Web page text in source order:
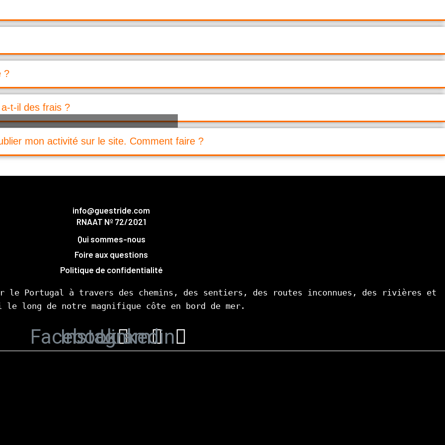
?
t-il des frais ?
mon activité sur le site. Comment faire ?
info@guestride.com
RNAAT Nº 72/2021
Qui sommes-nous
Foire aux questions
Politique de confidentialité
le Portugal à travers des chemins, des sentiers, des routes inconnues, des rivières et
le long de notre magnifique côte en bord de mer.
Facebook
Instagram
Linkedin